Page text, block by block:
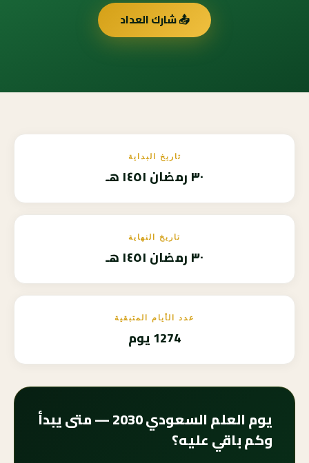
📤 شارك العداد
تاريخ البداية
٣٠ رمضان ١٤٥١ هـ
تاريخ النهاية
٣٠ رمضان ١٤٥١ هـ
عدد الأيام المتبقية
1274 يوم
يوم العلم السعودي 2030 — متى يبدأ
وكم باقي عليه؟